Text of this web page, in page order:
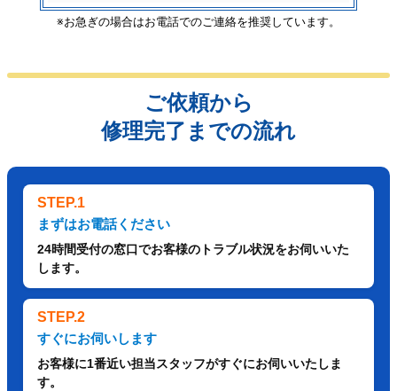
※お急ぎの場合はお電話でのご連絡を推奨しています。
ご依頼から
修理完了までの流れ
STEP.1
まずはお電話ください
24時間受付の窓口でお客様のトラブル状況をお伺いいた
します。
STEP.2
すぐにお伺いします
お客様に1番近い担当スタッフがすぐにお伺いいたしま
す。